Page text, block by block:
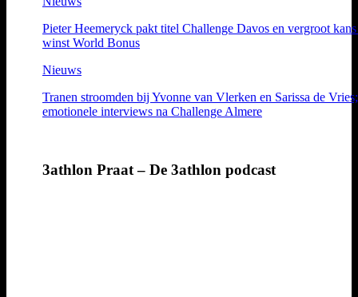
Pieter Heemeryck pakt titel Challenge Davos en vergroot
winst World Bonus
Nieuws
Tranen stroomden bij Yvonne van Vlerken en Sarissa de Vries;
emotionele interviews na Challenge Almere
3athlon Praat – De 3athlon podcast